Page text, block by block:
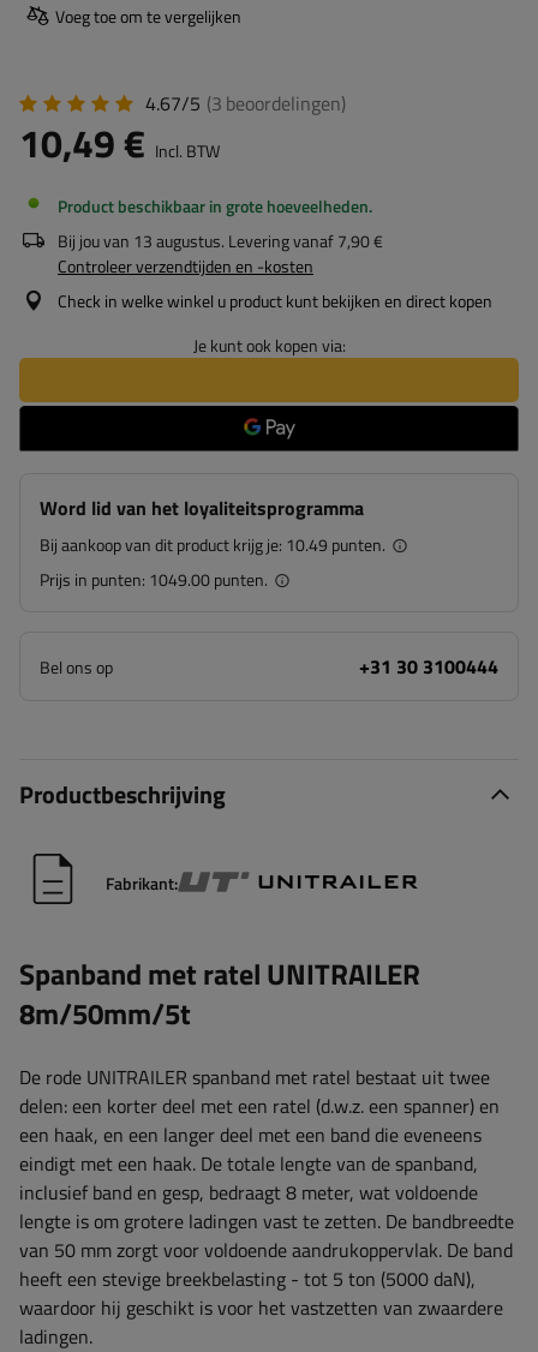
Voeg toe om te vergelijken
4.67/5 (3 beoordelingen)
10,49 € Incl. BTW
Product beschikbaar in grote hoeveelheden
Bij jou van 13 augustus. Levering vanaf7,90 €
Controleer verzendtijden en -kosten
Check in welke winkel u product kunt bekijken en direct kopen
Je kunt ook kopen via:
Word lid van het loyaliteitsprogramma
Bij aankoop van dit product krijg je: 10.49 punten.
Prijs in punten: 1049.00 punten.
Bel ons op +31 30 3100444
Productbeschrijving
Fabrikant:
Spanband met ratel UNITRAILER
8m/50mm/5t
De rode UNITRAILER spanband met ratel bestaat uit twee
delen: een korter deel met een ratel (d.w.z. een spanner) en
een haak, en een langer deel met een band die eveneens
eindigt met een haak. De totale lengte van de spanband,
inclusief band en gesp, bedraagt ​​8 meter, wat voldoende
lengte is om grotere ladingen vast te zetten. De bandbreedte
van 50 mm zorgt voor voldoende aandrukoppervlak. De band
heeft een stevige breekbelasting - tot 5 ton (5000 daN),
waardoor hij geschikt is voor het vastzetten van zwaardere
ladingen.